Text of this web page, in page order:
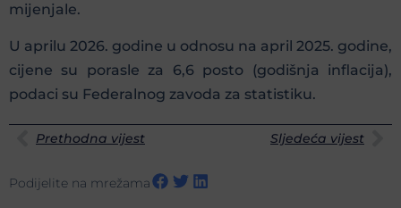
mijenjale.
U aprilu 2026. godine u odnosu na april 2025. godine,
cijene su porasle za 6,6 posto (godišnja inflacija),
podaci su Federalnog zavoda za statistiku.
Prethodna vijest Sljedeća vijest
Podijelite na mrežama